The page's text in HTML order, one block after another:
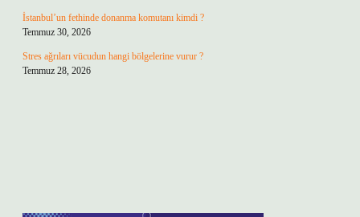
İstanbul’un fethinde donanma komutanı kimdi ?
Temmuz 30, 2026
Stres ağrıları vücudun hangi bölgelerine vurur ?
Temmuz 28, 2026